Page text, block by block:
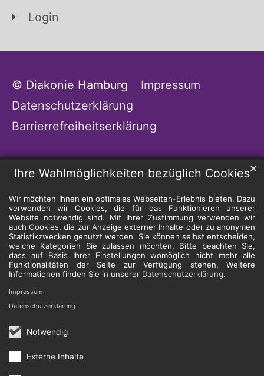
Ihre Wahlmöglichkeiten bezüglich Cookies
Wir möchten Ihnen ein optimales Webseiten-Erlebnis bieten. Dazu
verwenden wir Cookies, die für das Funktionieren unserer
Website notwendig sind. Mit Ihrer Zustimmung verwenden wir
auch Cookies, die zur Anzeige externer Inhalte oder zu anonymen
Statistikzwecken genutzt werden. Sie können selbst entscheiden,
welche Kategorien Sie zulassen möchten. Bitte beachten Sie,
dass auf Basis Ihrer Einstellungen womöglich nicht mehr alle
Funktionalitäten der Seite zur Verfügung stehen. Weitere
Informationen finden Sie in unserer Datenschutzerklärung.
Notwendig
Externe Inhalte
✕
Impressum
Datenschutzerklärung
Login
© Diakonie Hamburg
Impressum
Datenschutzerklärung
Barrierrefreiheitserklärung